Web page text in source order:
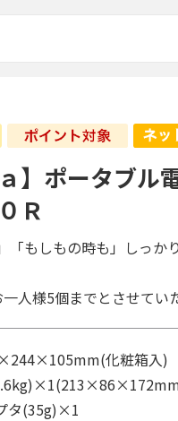
ａ】ポータブ
Ｒ
「もしもの時も」しっか
人様5個までとさせてい
化粧箱入)
タ(35g)×1